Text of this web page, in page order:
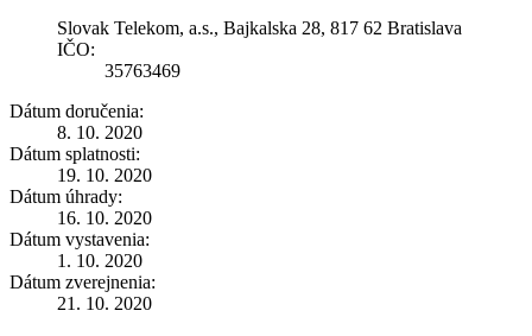
Slovak Telekom, a.s., Bajkalska 28, 817 62 Bratislava
IČO:
35763469
Dátum doručenia:
8. 10. 2020
Dátum splatnosti:
19. 10. 2020
Dátum úhrady:
16. 10. 2020
Dátum vystavenia:
1. 10. 2020
Dátum zverejnenia:
21. 10. 2020